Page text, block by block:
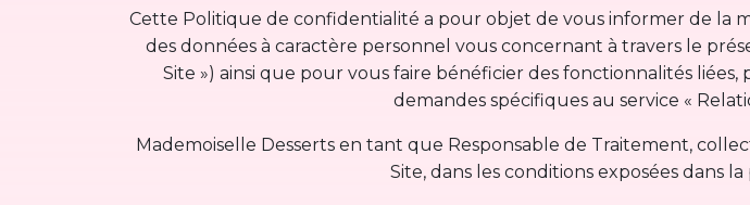
Cette Politique de confidentialité a pour objet de vous informer de la
des données à caractère personnel vous concernant à travers le
Site ») ainsi que pour vous faire bénéficier des fonctionnalités
demandes spécifiques au service «
Mademoiselle Desserts en tant que Responsable de Traitement,
Site, dans les conditions exposées dans